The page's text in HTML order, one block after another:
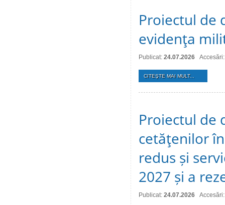
Proiectul de
evidenţa
Publicat: 24.07.2026
CITEŞTE MAI MULT...
Proiectul de
cetăţenilor
redus și
2027 și a
Publicat: 24.07.2026